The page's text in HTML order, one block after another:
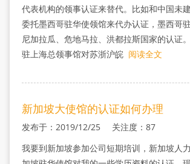
代表机构的领事认证来替代。比如和中国未
委托墨西哥驻华使领馆来代办认证，墨西哥
尼加拉瓜、危地马拉、洪都拉斯国家的认证
驻上海总领事馆对苏浙沪皖 阅读全文
新加坡大使馆的认证如何办理
发布于：2019/12/25 关注度：87
我要到新加坡参加公司短期培训，新加坡人